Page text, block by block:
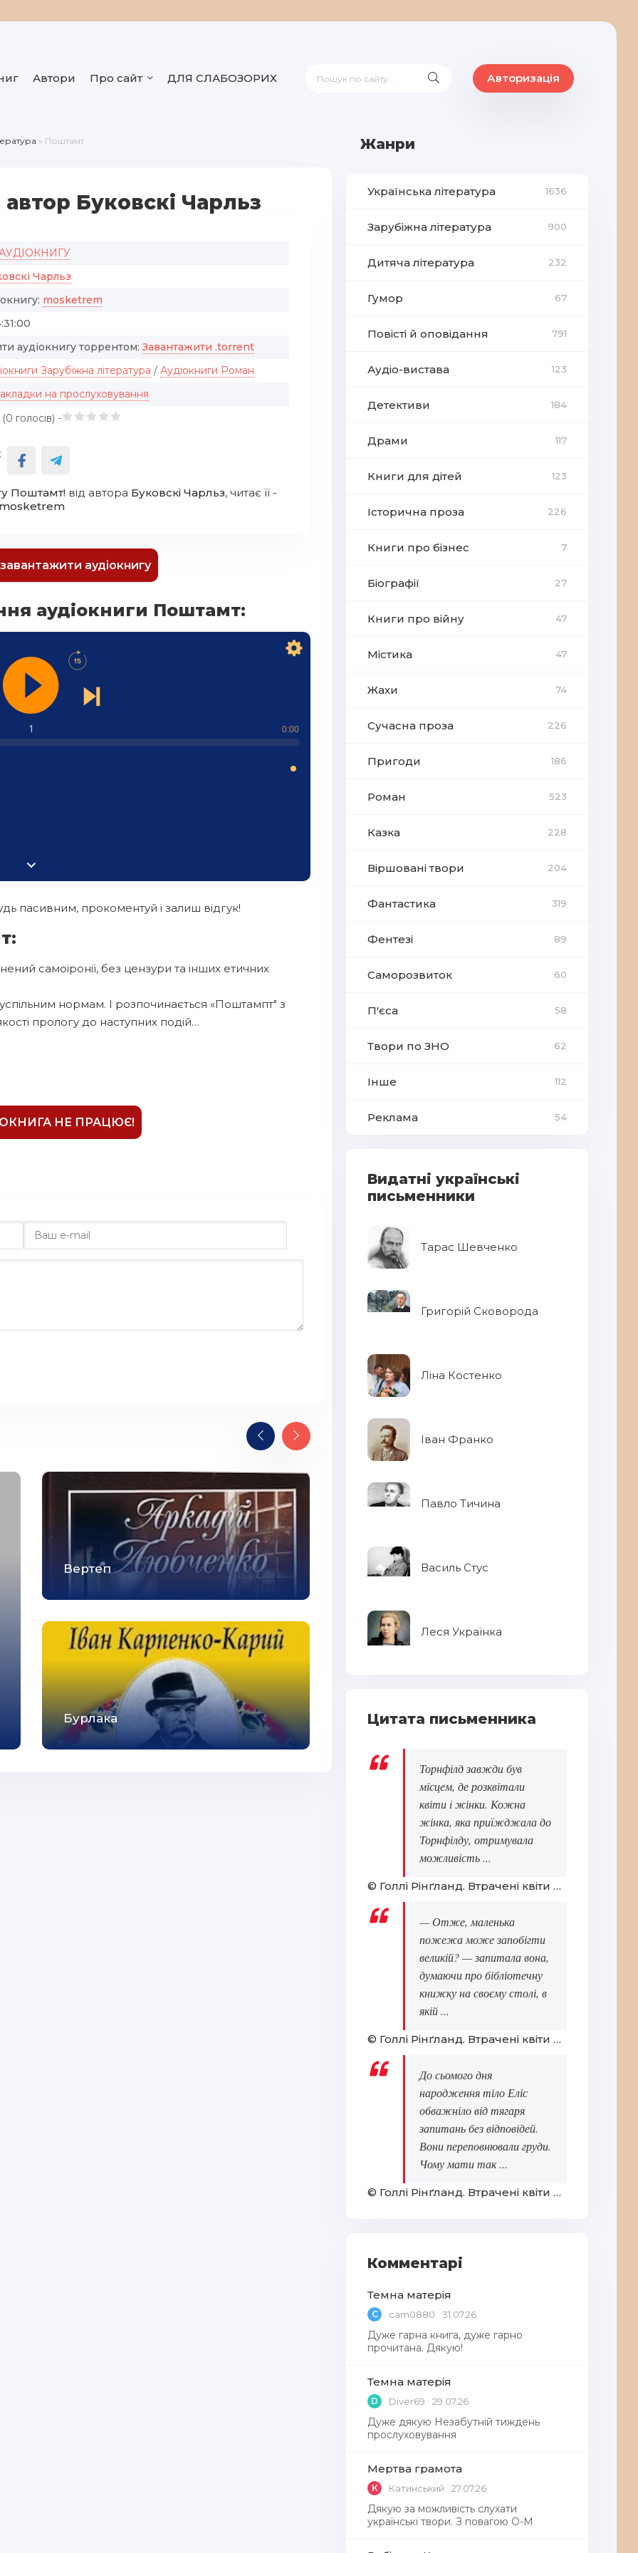
Автори Про сайт ДЛЯ СЛАБОЗОРИХ Авторизація
» Поштамт
Буковскі Чарльз
Чарльз
mosketrem
аудіокнигу торрентом: Завантажити .torrent
Зарубіжна література / Аудіокниги Роман
на прослуховування
(0 голосів) -
Поштамт! від автора Буковскі Чарльз, читає її -
mosketrem
завантажити аудіокнигу
аудіокниги Поштамт:
1 0:00
пасивним, прокоментуй і залиш відгук!
самоіронії, без цензури та інших етичних
нормам. І розпочинається «Поштампт" з
прологу до наступних подій…
НЕ ПРАЦЮЄ!
Вертеп
Бурлака Василь Стус
Жанри
Українська література 1636
Зарубіжна література 900
Дитяча література 232
Гумор 67
Повісті й оповідання 791
Аудіо-вистава 123
Детективи 184
Драми 117
Книги для дітей 123
Історична проза 226
Книги про бізнес 7
Біографії 27
Книги про війну 47
Містика 47
Жахи 74
Сучасна проза 226
Пригоди 186
Роман 523
Казка 228
Віршовані твори 204
Фантастика 319
Фентезі 89
Саморозвиток 60
П'єса 58
Твори по ЗНО 62
Інше 112
Реклама 54
Видатні українські
письменники
Тарас Шевченко
Григорій Сковорода
Ліна Костенко
Іван Франко
Павло Тичина
Василь Стус
Леся Українка
Цитата письменника
Торнфілд завжди був
місцем, де розквітали
квіти і жінки. Кожна
жінка, яка приїжджала до
Торнфілду, отримувала
можливість ...
© Голлі Рінґланд. Втрачені квіти Еліс Гарт
— Отже, маленька
пожежа може запобігти
великій? — запитала вона,
думаючи про бібліотечну
книжку на своєму столі, в
якій ...
© Голлі Рінґланд. Втрачені квіти Еліс Гарт
До сьомого дня
народження тіло Еліс
обважніло від тягаря
запитань без відповідей.
Вони переповнювали груди.
Чому мати так ...
© Голлі Рінґланд. Втрачені квіти Еліс Гарт
Комментарі
Темна матерія
C cam0880 31.07.26
Дуже гарна книга, дуже гарно
прочитана. Дякую!
Темна матерія
D Diver69 29.07.26
Дуже дякую Незабутній тиждень
прослуховування
Мертва грамота
К Катинський 27.07.26
Дякую за можливість слухати
українські твори. З повагою О-М